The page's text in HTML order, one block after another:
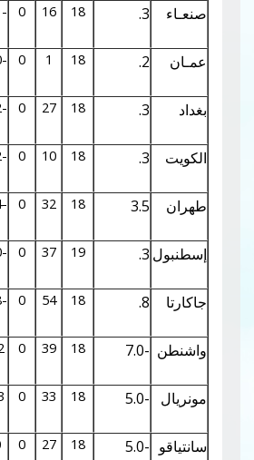
18
16
***
***
******
18
***
***
******
18
***
***
******
18
10
***
***
******
18
32
0
***
***
******
19
37
***
***
******
18
54
***
***
******
18
39
0
5
17
1.74
18
33
0
5
11
1.51
18
27
0
4
******